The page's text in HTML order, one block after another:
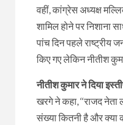
वहीं, कांग्रेस अध्यक्ष
शामिल होने पर निशाना
पांच दिन पहले राष्ट्रीय
किए गए लेकिन नीतीश
नीतीश कुमार ने दिया
खरगे ने कहा, ‘‘राजद
संख्या कितनी है और क्या